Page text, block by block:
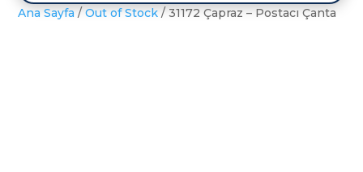
Ana Sayfa /Out of Stock / 31172 Çapraz – Postacı Çanta